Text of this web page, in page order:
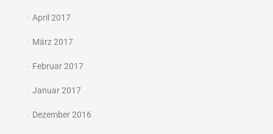
April 2017
März 2017
Februar 2017
Januar 2017
Dezember 2016